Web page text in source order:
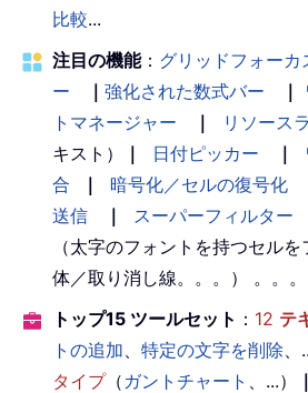
比較...
注目の機能： グリッドフォーカ
ー
｜ 強化された数式バー ｜
トマネージャー
｜ リソース
キスト）
｜ 日付ピッカー ｜
合
｜ 暗号化／セルの復号化
送信
｜ スーパーフィルター
（太字のフォントを持つセル
体／取り消し線。。。） 。。。
トップ15 ツールセット ： 12 テ
トの追加
特定の文字を削除 、
タイプ（ ガントチャート 、...） ｜